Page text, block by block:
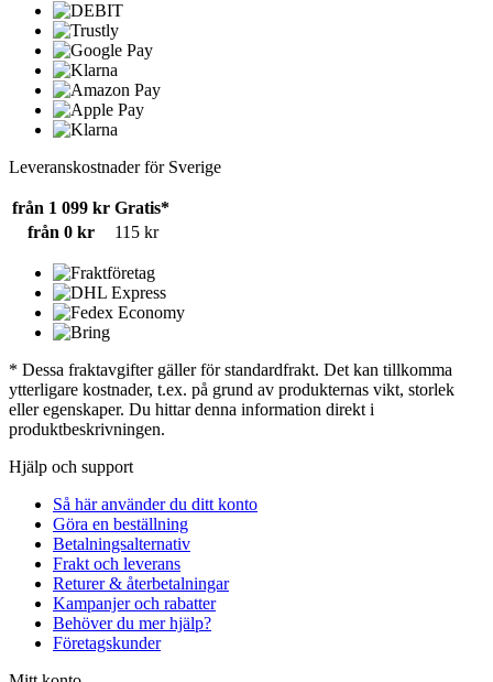
Leveranskostnader för Sverige
från 1 099 kr Gratis*
från 0 kr
115 kr
* Dessa fraktavgifter gäller för standardfrakt. Det kan tillkomma
ytterligare kostnader, t.ex. på grund av produkternas vikt, storlek
eller egenskaper. Du hittar denna information direkt i
produktbeskrivningen.
Hjälp och support
Så här använder du ditt konto
Göra en beställning
Betalningsalternativ
Frakt och leverans
Returer & återbetalningar
Kampanjer och rabatter
Behöver du mer hjälp?
Företagskunder